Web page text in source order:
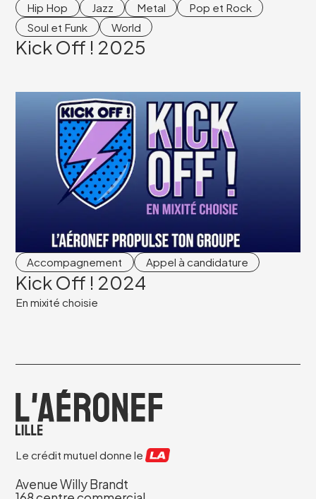
Hip Hop
Jazz Metal
Pop et Rock
Soul et Funk
World
Kick Off ! 2025
Accompagnement Appel à candidature
Kick Off ! 2024
En mixité choisie
Le crédit mutuel donne le
Avenue Willy Brandt